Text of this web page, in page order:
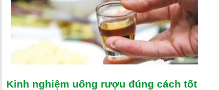
Kinh nghiệm uống rượu đúng cách tốt